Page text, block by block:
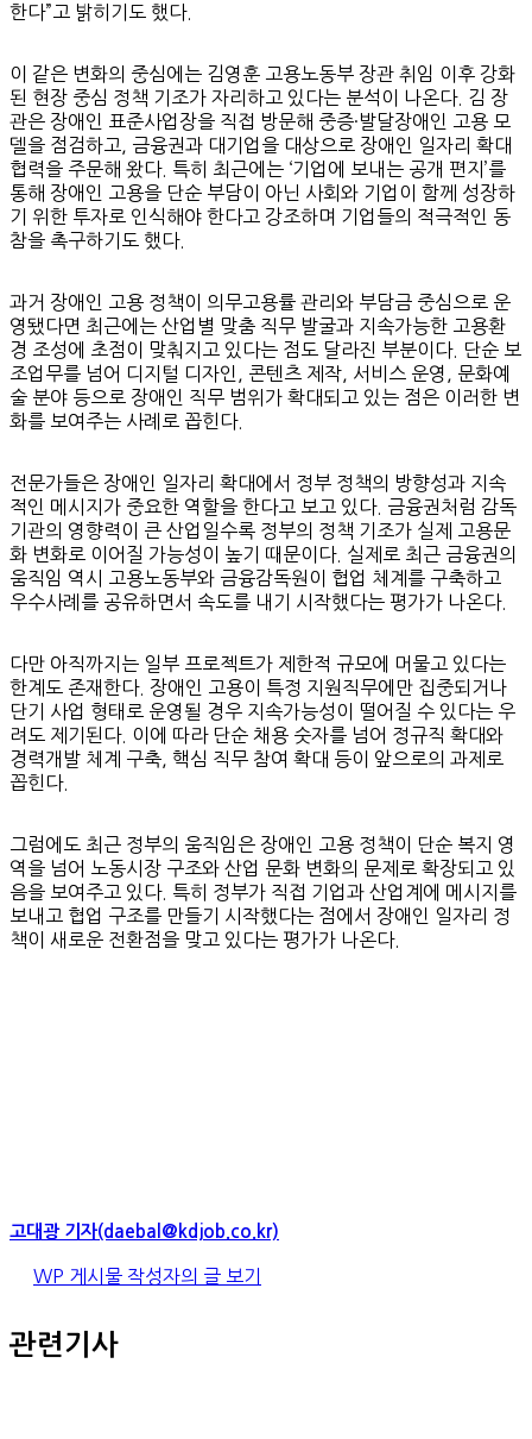
한다”고 밝히기도 했다.
이 같은 변화의 중심에는 김영훈 고용노동부 장관 취임 이후 강화
된 현장 중심 정책 기조가 자리하고 있다는 분석이 나온다. 김 장
관은 장애인 표준사업장을 직접 방문해 중증·발달장애인 고용 모
델을 점검하고, 금융권과 대기업을 대상으로 장애인 일자리 확대
협력을 주문해 왔다. 특히 최근에는 ‘기업에 보내는 공개 편지’를
통해 장애인 고용을 단순 부담이 아닌 사회와 기업이 함께 성장하
기 위한 투자로 인식해야 한다고 강조하며 기업들의 적극적인 동
참을 촉구하기도 했다.
과거 장애인 고용 정책이 의무고용률 관리와 부담금 중심으로 운
영됐다면 최근에는 산업별 맞춤 직무 발굴과 지속가능한 고용환
경 조성에 초점이 맞춰지고 있다는 점도 달라진 부분이다. 단순 보
조업무를 넘어 디지털 디자인, 콘텐츠 제작, 서비스 운영, 문화예
술 분야 등으로 장애인 직무 범위가 확대되고 있는 점은 이러한 변
화를 보여주는 사례로 꼽힌다.
전문가들은 장애인 일자리 확대에서 정부 정책의 방향성과 지속
적인 메시지가 중요한 역할을 한다고 보고 있다. 금융권처럼 감독
기관의 영향력이 큰 산업일수록 정부의 정책 기조가 실제 고용문
화 변화로 이어질 가능성이 높기 때문이다. 실제로 최근 금융권의
움직임 역시 고용노동부와 금융감독원이 협업 체계를 구축하고
우수사례를 공유하면서 속도를 내기 시작했다는 평가가 나온다.
다만 아직까지는 일부 프로젝트가 제한적 규모에 머물고 있다는
한계도 존재한다. 장애인 고용이 특정 지원직무에만 집중되거나
단기 사업 형태로 운영될 경우 지속가능성이 떨어질 수 있다는 우
려도 제기된다. 이에 따라 단순 채용 숫자를 넘어 정규직 확대와
경력개발 체계 구축, 핵심 직무 참여 확대 등이 앞으로의 과제로
꼽힌다.
그럼에도 최근 정부의 움직임은 장애인 고용 정책이 단순 복지 영
역을 넘어 노동시장 구조와 산업 문화 변화의 문제로 확장되고 있
음을 보여주고 있다. 특히 정부가 직접 기업과 산업계에 메시지를
보내고 협업 구조를 만들기 시작했다는 점에서 장애인 일자리 정
책이 새로운 전환점을 맞고 있다는 평가가 나온다.
고대광 기자(daebal@kdjob.co.kr)
WP 게시물 작성자의 글 보기
관련기사